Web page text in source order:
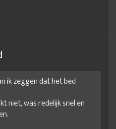
ik zeggen dat het bed
niet, was redelijk snel en